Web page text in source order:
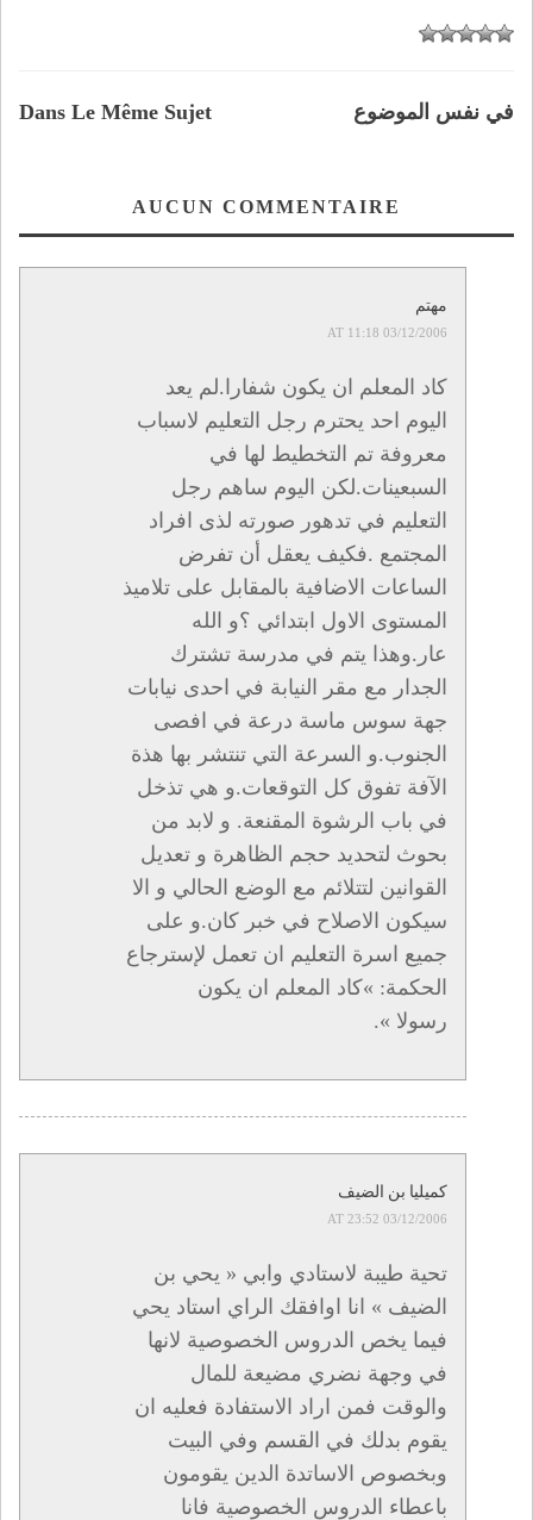
Dans Le Même Sujet في نفس الموضوع
AUCUN COMMENTAIRE
مهتم
03/12/2006 AT 11:18
كاد المعلم ان يكون شفارا.لم يعد
اليوم احد يحترم رجل التعليم لاسباب
معروفة تم التخطيط لها في
السبعينات.لكن اليوم ساهم رجل
التعليم في تدهور صورته لذى افراد
المجتمع .فكيف يعقل أن تفرض
الساعات الاضافية بالمقابل على تلاميذ
المستوى الاول ابتدائي ؟و الله
عار.وهذا يتم في مدرسة تشترك
الجدار مع مقر النيابة في احدى نيابات
جهة سوس ماسة درعة في افصى
الجنوب.و السرعة التي تنتشر بها هذة
الآفة تفوق كل التوقعات.و هي تذخل
في باب الرشوة المقنعة. و لابد من
بحوث لتحديد حجم الظاهرة و تعديل
القوانين لتتلائم مع الوضع الحالي و الا
سيكون الاصلاح في خبر كان.و على
جميع اسرة التعليم ان تعمل لإسترجاع
الحكمة: »كاد المعلم ان يكون
رسولا ».
كميليا بن الضيف
03/12/2006 AT 23:52
تحية طيبة لاستادي وابي « يحي بن
الضيف » انا اوافقك الراي استاد يحي
فيما يخص الدروس الخصوصية لانها
في وجهة نضري مضيعة للمال
والوقت فمن اراد الاستفادة فعليه ان
يقوم بدلك في القسم وفي البيت
وبخصوص الاساتدة الدين يقومون
باعطاء الدروس الخصوصية فانا